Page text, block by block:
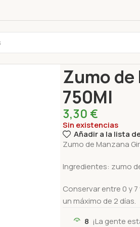
Zumo
750Ml
3,30 €
Sin existencias
Añadir a la lista
Zumo de Manzana
Ingredientes: zumo
Conservar entre 0 y
un máximo de 2 días.
8 ¡La gente